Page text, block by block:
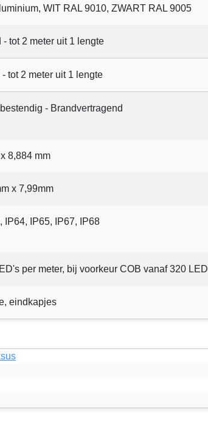
WIT RAL 9010, ZWART RAL 9005
tot 2 meter uit 1 lengte
tot 2 meter uit 1 lengte
- Brandvertragend
8,884 mm
x 7,99mm
IP64, IP65, IP67, IP68
per meter, bij voorkeur COB vanaf 320 LED
eindkapjes